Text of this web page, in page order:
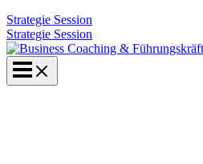
Strategie Session
Strategie Session